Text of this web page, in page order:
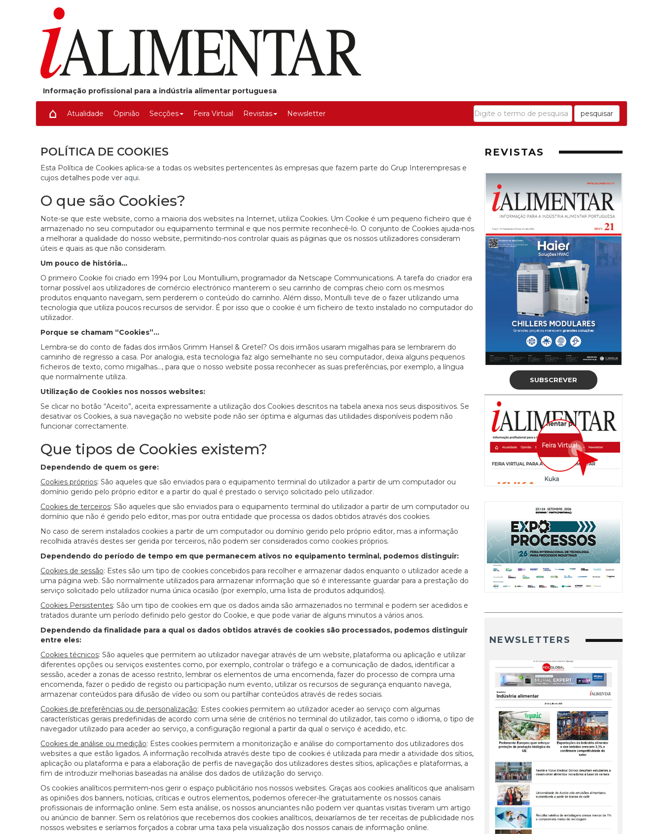
Informação profissional para a indústria alimentar portuguesa
Atualidade Opinião Secções Feira Virtual Revistas Newsletter pesquisar
POLÍTICA DE COOKIES
Esta Política de Cookies aplica-se a todas os websites pertencentes às empresas que fazem parte do Grup Interempresas e
cujos detalhes pode ver aqui.
O que são Cookies?
Note-se que este website, como a maioria dos websites na Internet, utiliza Cookies. Um Cookie é um pequeno ficheiro que é
armazenado no seu computador ou equipamento terminal e que nos permite reconhecê-lo. O conjunto de Cookies ajuda-nos
a melhorar a qualidade do nosso website, permitindo-nos controlar quais as páginas que os nossos utilizadores consideram
úteis e quais as que não consideram.
Um pouco de história...
O primeiro Cookie foi criado em 1994 por Lou Montullium, programador da Netscape Communications. A tarefa do criador era
tornar possível aos utilizadores de comércio electrónico manterem o seu carrinho de compras cheio com os mesmos
produtos enquanto navegam, sem perderem o conteúdo do carrinho. Além disso, Montulli teve de o fazer utilizando uma
tecnologia que utiliza poucos recursos de servidor. É por isso que o cookie é um ficheiro de texto instalado no computador do
utilizador.
Porque se chamam “Cookies”...
Lembra-se do conto de fadas dos irmãos Grimm Hansel & Gretel? Os dois irmãos usaram migalhas para se lembrarem do
caminho de regresso a casa. Por analogia, esta tecnologia faz algo semelhante no seu computador, deixa alguns pequenos
ficheiros de texto, como migalhas..., para que o nosso website possa reconhecer as suas preferências, por exemplo, a língua
que normalmente utiliza.
Utilização de Cookies nos nossos websites:
Se clicar no botão “Aceito”, aceita expressamente a utilização dos Cookies descritos na tabela anexa nos seus dispositivos. Se
desativar os Cookies, a sua navegação no website pode não ser óptima e algumas das utilidades disponíveis podem não
funcionar correctamente.
Que tipos de Cookies existem?
Dependendo de quem os gere:
Cookies próprios: São aqueles que são enviados para o equipamento terminal do utilizador a partir de um computador ou
domínio gerido pelo próprio editor e a partir do qual é prestado o serviço solicitado pelo utilizador.
Cookies de terceiros: São aqueles que são enviados para o equipamento terminal do utilizador a partir de um computador ou
domínio que não é gerido pelo editor, mas por outra entidade que processa os dados obtidos através dos cookies.
No caso de serem instalados cookies a partir de um computador ou domínio gerido pelo próprio editor, mas a informação
recolhida através destes ser gerida por terceiros, não podem ser considerados como cookies próprios.
Dependendo do período de tempo em que permanecem ativos no equipamento terminal, podemos distinguir:
Cookies de sessão: Estes são um tipo de cookies concebidos para recolher e armazenar dados enquanto o utilizador acede a
uma página web. São normalmente utilizados para armazenar informação que só é interessante guardar para a prestação do
serviço solicitado pelo utilizador numa única ocasião (por exemplo, uma lista de produtos adquiridos).
Cookies Persistentes: São um tipo de cookies em que os dados ainda são armazenados no terminal e podem ser acedidos e
tratados durante um período definido pelo gestor do Cookie, e que pode variar de alguns minutos a vários anos.
Dependendo da finalidade para a qual os dados obtidos através de cookies são processados, podemos distinguir
entre eles:
Cookies técnicos: São aqueles que permitem ao utilizador navegar através de um website, plataforma ou aplicação e utilizar
diferentes opções ou serviços existentes como, por exemplo, controlar o tráfego e a comunicação de dados, identificar a
sessão, aceder a zonas de acesso restrito, lembrar os elementos de uma encomenda, fazer do processo de compra uma
encomenda, fazer o pedido de registo ou participação num evento, utilizar os recursos de segurança enquanto navega,
armazenar conteúdos para difusão de vídeo ou som ou partilhar conteúdos através de redes sociais.
Cookies de preferências ou de personalização: Estes cookies permitem ao utilizador aceder ao serviço com algumas
características gerais predefinidas de acordo com uma série de critérios no terminal do utilizador, tais como o idioma, o tipo de
navegador utilizado para aceder ao serviço, a configuração regional a partir da qual o serviço é acedido, etc.
Cookies de análise ou medição: Estes cookies permitem a monitorização e análise do comportamento dos utilizadores dos
websites a que estão ligados. A informação recolhida através deste tipo de cookies é utilizada para medir a atividade dos sítios,
aplicação ou plataforma e para a elaboração de perfis de navegação dos utilizadores destes sítios, aplicações e plataformas, a
fim de introduzir melhorias baseadas na análise dos dados de utilização do serviço.
Os cookies analíticos permitem-nos gerir o espaço publicitário nos nossos websites. Graças aos cookies analíticos que analisam
as opiniões dos banners, notícias, críticas e outros elementos, podemos oferecer-lhe gratuitamente os nossos canais
profissionais de informação online. Sem esta análise, os nossos anunciantes não podem ver quantas visitas tiveram um artigo
ou anúncio de banner. Sem os relatórios que recebemos dos cookies analíticos, deixaríamos de ter receitas de publicidade nos
nossos websites e seríamos forçados a cobrar uma taxa pela visualização dos nossos canais de informação online.
REVISTAS
SUBSCREVER
NEWSLETTERS